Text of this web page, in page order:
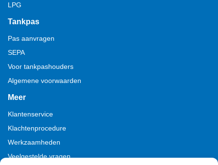
LPG
Tankpas
Pas aanvragen
SEPA
Voor tankpashouders
Algemene voorwaarden
Meer
Klantenservice
Klachtenprocedure
Werkzaamheden
Veelgestelde vragen